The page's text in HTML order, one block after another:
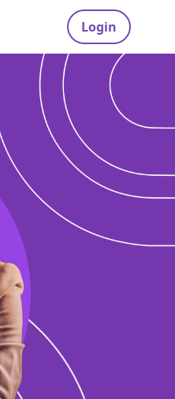
Login